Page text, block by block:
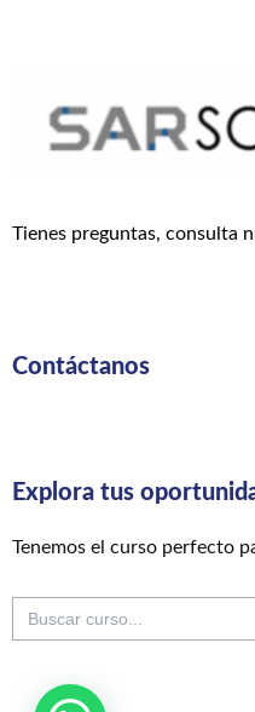
Tienes preguntas, consulta
Contáctanos
Explora tus
Tenemos el curso perfecto
Buscar: